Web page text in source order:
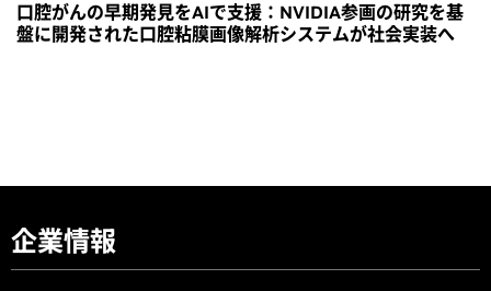
口腔がんの早期発見をAIで支援：NVIDIA参画の研究を基
盤に開発された口腔粘膜画像解析システムが社会実装へ
企業情報